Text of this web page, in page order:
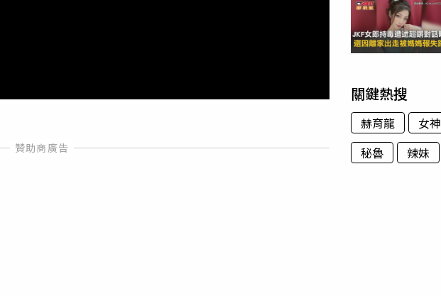
關鍵熱搜
赫育龍 女神
秘魯
辣妹